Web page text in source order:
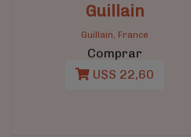
Guillain
Guillain, France
Comprar
U$S 22,60